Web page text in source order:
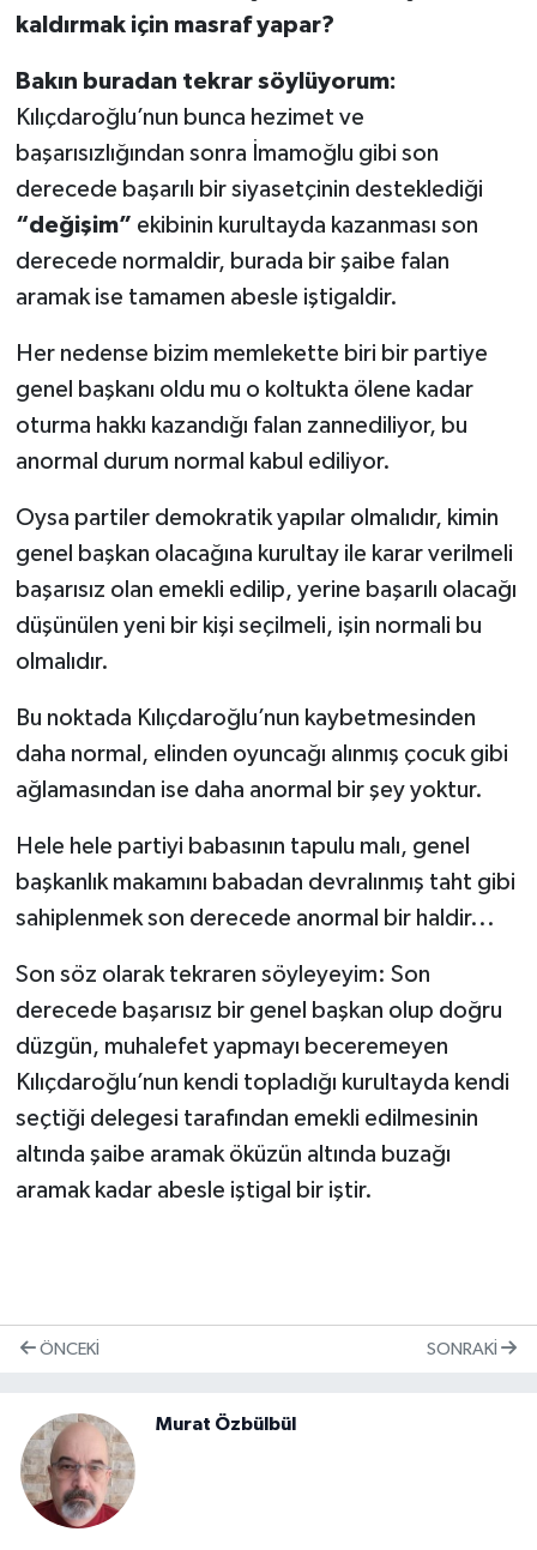
kaldırmak için masraf yapar?
Bakın buradan tekrar söylüyorum:
Kılıçdaroğlu’nun bunca hezimet ve
başarısızlığından sonra İmamoğlu gibi son
derecede başarılı bir siyasetçinin desteklediği
“değişim” ekibinin kurultayda kazanması son
derecede normaldir, burada bir şaibe falan
aramak ise tamamen abesle iştigaldir.
Her nedense bizim memlekette biri bir partiye
genel başkanı oldu mu o koltukta ölene kadar
oturma hakkı kazandığı falan zannediliyor, bu
anormal durum normal kabul ediliyor.
Oysa partiler demokratik yapılar olmalıdır, kimin
genel başkan olacağına kurultay ile karar verilmeli
başarısız olan emekli edilip, yerine başarılı olacağı
düşünülen yeni bir kişi seçilmeli, işin normali bu
olmalıdır.
Bu noktada Kılıçdaroğlu’nun kaybetmesinden
daha normal, elinden oyuncağı alınmış çocuk gibi
ağlamasından ise daha anormal bir şey yoktur.
Hele hele partiyi babasının tapulu malı, genel
başkanlık makamını babadan devralınmış taht gibi
sahiplenmek son derecede anormal bir haldir...
Son söz olarak tekraren söyleyeyim: Son
derecede başarısız bir genel başkan olup doğru
düzgün, muhalefet yapmayı beceremeyen
Kılıçdaroğlu’nun kendi topladığı kurultayda kendi
seçtiği delegesi tarafından emekli edilmesinin
altında şaibe aramak öküzün altında buzağı
aramak kadar abesle iştigal bir iştir.
ÖNCEKI SONRAKI
Murat Özbülbül